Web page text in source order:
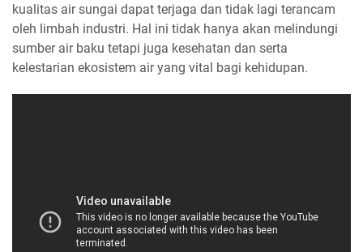
kualitas air sungai dapat terjaga dan tidak lagi terancam
oleh limbah industri. Hal ini tidak hanya akan melindungi
sumber air baku tetapi juga kesehatan dan serta
kelestarian ekosistem air yang vital bagi kehidupan.